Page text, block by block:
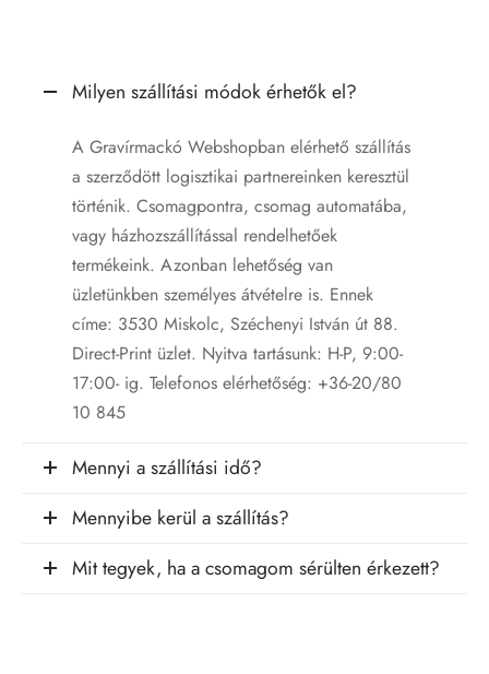
Milyen szállítási módok érhetők el?
A Gravírmackó Webshopban elérhető szállítás
a szerződött logisztikai partnereinken keresztül
történik. Csomagpontra, csomag automatába,
vagy házhozszállítással rendelhetőek
termékeink. Azonban lehetőség van
üzletünkben személyes átvételre is. Ennek
címe: 3530 Miskolc, Széchenyi István út 88.
Direct-Print üzlet. Nyitva tartásunk: H-P, 9:00-
17:00- ig. Telefonos elérhetőség: +36-20/80
10 845
Mennyi a szállítási idő?
Mennyibe kerül a szállítás?
Mit tegyek, ha a csomagom sérülten érkezett?